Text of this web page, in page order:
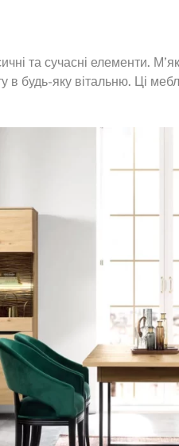
та сучасні елементи.
в будь-яку вітальню. Ці